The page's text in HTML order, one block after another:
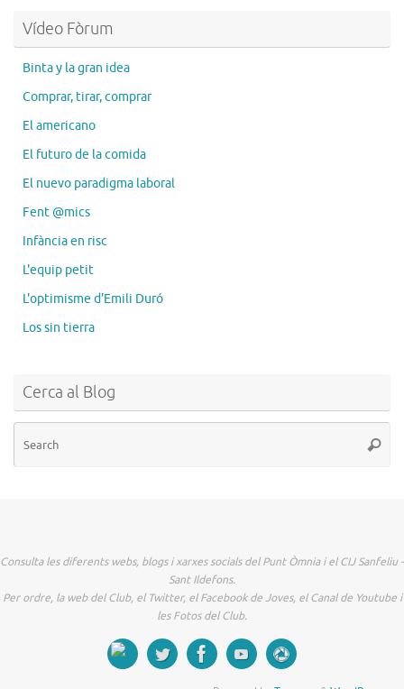
Vídeo Fòrum
Binta y la gran idea
Comprar, tirar, comprar
El americano
El futuro de la comida
El nuevo paradigma laboral
Fent @mics
Infància en risc
L'equip petit
L'optimisme d'Emili Duró
Los sin tierra
Cerca al Blog
Consulta les diferents webs, blogs i xarxes socials del Punt Òmnia i el CIJ Sanfeliu -
Sant Ildefons.
Per ordre, la web del Club, el Twitter, el Facebook de Joves, el Canal de Youtube i
les Fotos del Club.